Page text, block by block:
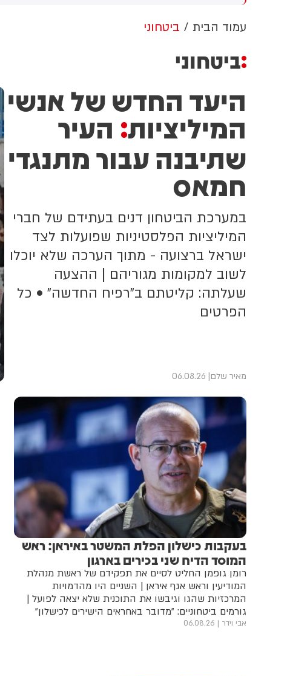
בין הפצועים - ילד בן 4
עמוד הבית ביטחוני
ביטחוני
היעד החדש של אנשי
המיליציות: העיר
שתיבנה עבור מתנגדי
חמאס
במערכת הביטחון דנים בעתידם של חברי
המיליציות הפלסטיניות שפועלות לצד
ישראל ברצועה - מתוך הערכה שלא יוכלו
לשוב למקומות מגוריהם | ההצעה
שעלתה: קליטתם ב"רפיח החדשה" • כל
הפרטים
מאיר שלם 06.08.26
בעקבות כישלון הפלת המשטר באיראן: ראש
המוסד הדיח שני בכירים בארגון
רומן גופמן החליט לסיים את תפקידם של ראשת מנהלת
המודיעין וראש אגף איראן | השניים היו מהדמויות
המרכזיות שהגו וגיבשו את התוכנית שלא יצאה לפועל |
גורמים ביטחוניים: "מדובר באחראים הישירים לכישלון"
אבי וידר 06.08.26